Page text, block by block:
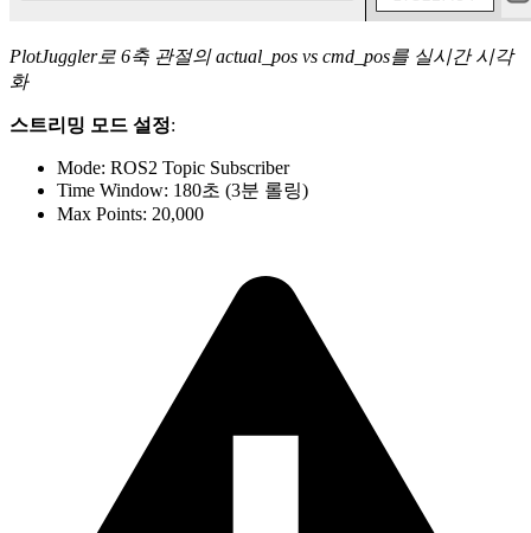
PlotJuggler로 6축 관절의 actual_pos vs cmd_pos를 실시간 시각
화
스트리밍 모드 설정:
Mode: ROS2 Topic Subscriber
Time Window: 180초 (3분 롤링)
Max Points: 20,000